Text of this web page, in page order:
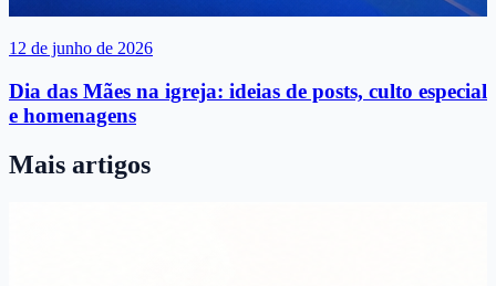
12 de junho de 2026
Dia das Mães na igreja: ideias de posts, culto especial
e homenagens
Mais artigos